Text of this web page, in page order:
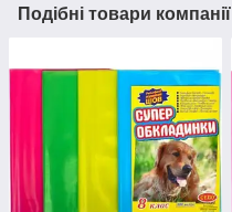
Подібні товари компанії